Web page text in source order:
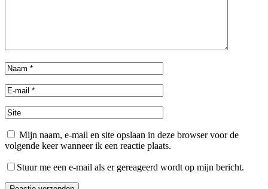
Mijn naam, e-mail en site opslaan in deze browser voor de
volgende keer wanneer ik een reactie plaats.
Stuur me een e-mail als er gereageerd wordt op mijn bericht.